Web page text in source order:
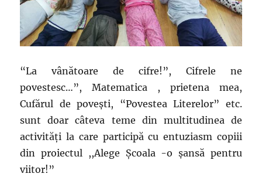
“La vânătoare de cifre!”, Cifrele ne
povestesc…”, Matematica , prietena mea,
Cufărul de poveşti, “Povestea Literelor” etc.
sunt doar câteva teme din multitudinea de
activităţi la care participă cu entuziasm copiii
din proiectul ,,Alege Şcoala -o şansă pentru
viitor!”